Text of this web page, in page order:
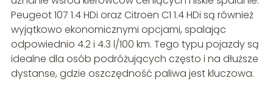
Peugeot 107 1.4 HDi oraz Citroen C1 1.4 HDi są również
wyjątkowo ekonomicznymi opcjami, spalając
odpowiednio 4.2 i 4.3 l/100 km. Tego typu pojazdy są
idealne dla osób podróżujących często i na dłuższe
dystanse, gdzie oszczędność paliwa jest kluczowa.